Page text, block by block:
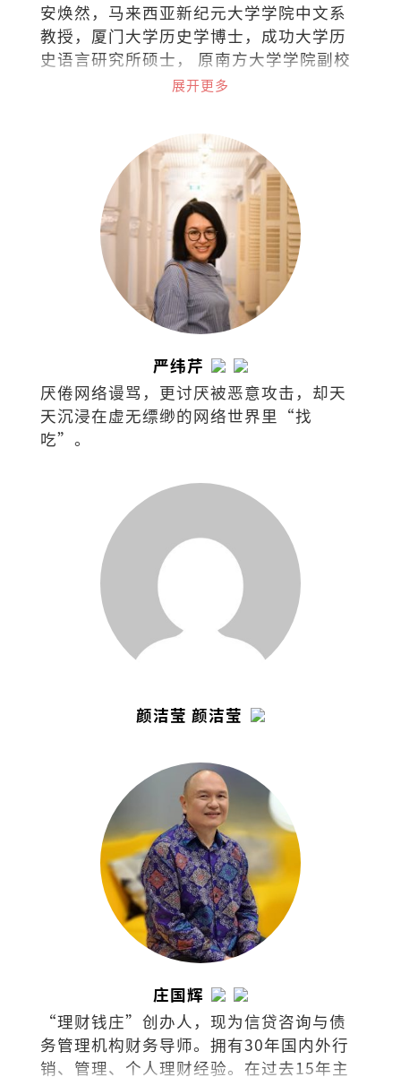
安焕然，马来西亚新纪元大学学院中文系
教授，厦门大学历史学博士，成功大学历
史语言研究所硕士， 原南方大学学院副校
长。著有著作有《乡土. 饮食.与记忆：跨
洋：海南人的历史与文化》、《小国崛
起：满剌加与明代朝贡体制》、《边缘评
论：文化漫步》、《边缘评论：吾土吾
民》、《文化新山：华人社会文化研
究》、《古代马中文化交流史论集》、
《本土与中国学术论文集》等作品。
展开更多
严纬芹
厌倦网络谩骂，更讨厌被恶意攻击，却天
天沉浸在虚无缥缈的网络世界里“找
吃”。
颜洁莹 颜洁莹
庄国辉
“理财钱庄”创办人，现为信贷咨询与债
务管理机构财务导师。拥有30年国内外行
销、管理、个人理财经验。在过去15年主